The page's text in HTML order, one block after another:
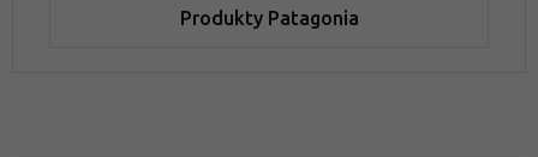
Jak vybrat nepromokavou bundu
Produkty Patagonia